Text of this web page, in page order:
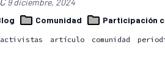
9 diciembre, 2024
Comunidad Participación
activistas artículo comunidad